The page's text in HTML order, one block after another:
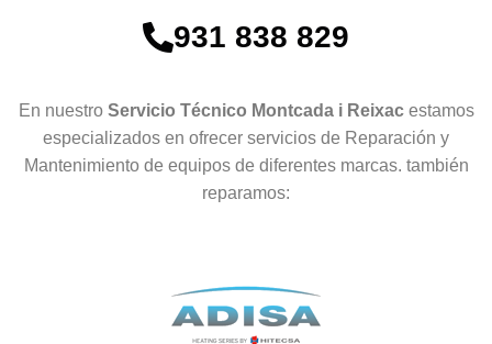
931 838 829
En nuestro Servicio Técnico Montcada i Reixacestamos
especializados en ofrecer servicios de Reparación y
Mantenimiento de equipos de diferentes marcas. también
reparamos: